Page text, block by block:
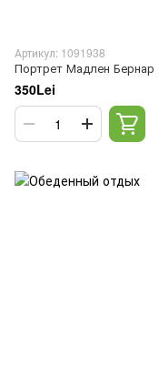
Артикул: 1091938
Портрет Мадлен Бернар
350Lei